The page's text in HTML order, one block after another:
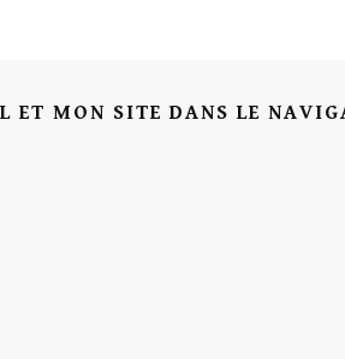
ET MON SITE DANS LE